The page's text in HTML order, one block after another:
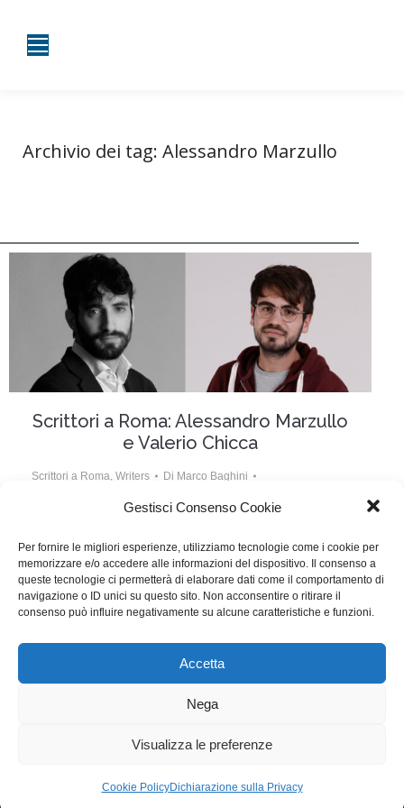
Gestisci Consenso Cookie
Per fornire le migliori esperienze, utilizziamo tecnologie come i cookie per
memorizzare e/o accedere alle informazioni del dispositivo. Il consenso a
queste tecnologie ci permetterà di elaborare dati come il comportamento di
navigazione o ID unici su questo sito. Non acconsentire o ritirare il
consenso può influire negativamente su alcune caratteristiche e funzioni.
Accetta
Nega
Visualizza le preferenze
Cookie PolicyDichiarazione sulla Privacy
Archivio dei tag: Alessandro Marzullo
Scrittori a Roma: Alessandro Marzullo
e Valerio Chicca
Scrittori a Roma Writers Di Marco Baghini
Lascia un commento
soggetto e sceneggiatura di Looped Love, che è stato
presentato alla Festa del Cinema di Roma 2017, nella
sezione Alice nella Città.
+39 347 2461036
WGItalia
Cookie & Privacy Policy